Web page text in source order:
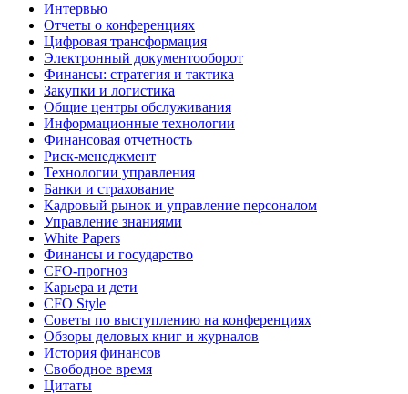
Интервью
Отчеты о конференциях
Цифровая трансформация
Электронный документооборот
Финансы: стратегия и тактика
Закупки и логистика
Общие центры обслуживания
Информационные технологии
Финансовая отчетность
Риск-менеджмент
Технологии управления
Банки и страхование
Кадровый рынок и управление персоналом
Управление знаниями
White Papers
Финансы и государство
CFO-прогноз
Карьера и дети
CFO Style
Советы по выступлению на конференциях
Обзоры деловых книг и журналов
История финансов
Свободное время
Цитаты